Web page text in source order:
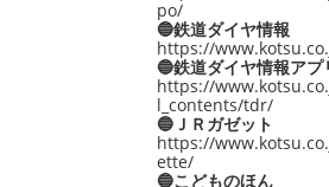
po/
🔵鉄道ダイヤ情報
https://
🔵鉄道ダイヤ情報アプ
https://
l_contents/tdr/
🔵ＪＲガゼット
https://
ette/
🔵こどものほん